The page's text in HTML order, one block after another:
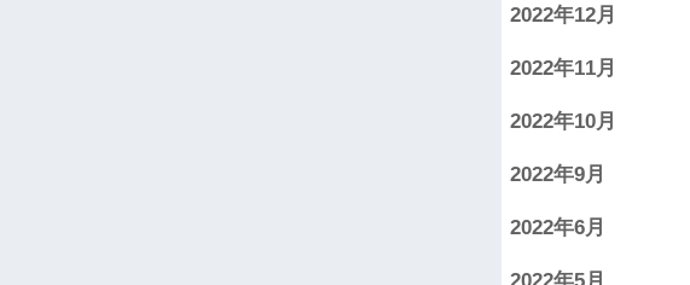
2022年12月
2022年11月
2022年10月
2022年9月
2022年6月